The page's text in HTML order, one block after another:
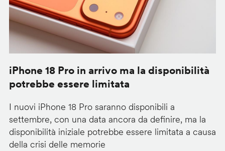
iPhone 18 Pro in arrivo ma la disponibilità
potrebbe essere limitata
I nuovi iPhone 18 Pro saranno disponibili a
settembre, con una data ancora da definire, ma la
disponibilità iniziale potrebbe essere limitata a causa
della crisi delle memorie